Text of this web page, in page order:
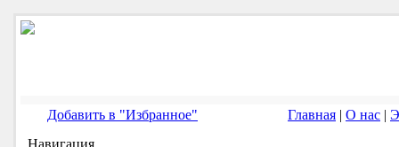
Добавить в "Избранное" Главная | О нас |
Навигация